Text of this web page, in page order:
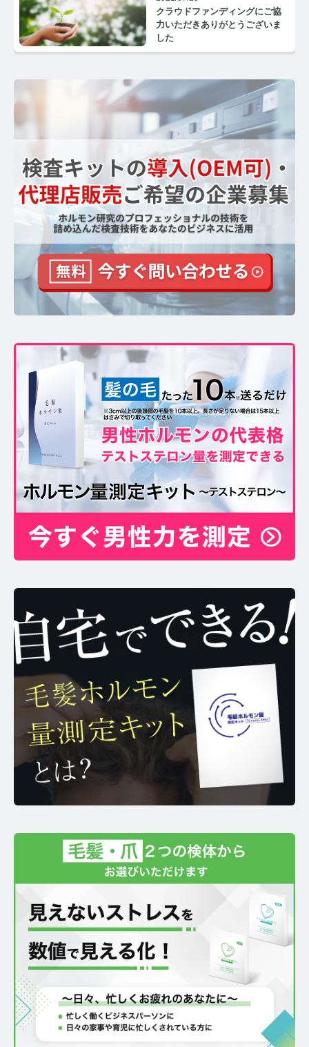
毛髪・爪ホルモン量測定キットについて知りたい方
【男性力を可視化】毛髪ホルモン量測定キットのご紹
【ストレスを見える化】毛髪・爪ホルモン量検査キッ
トのご紹介
毛髪ホルモン量測定キット導入クリニックのインタビ
ュー
よくあるご質問 TOP
医療機関・報道関係者の方へ
【医療機関向け】毛髪検査技術の資料ダウンロード
ホルモン測定技術のご活用についてご案内
運営者情報
お問い合わせ
プライバシーポリシー サイトマップ
クラウドファンディングにご協
力いただきありがとうございま
した